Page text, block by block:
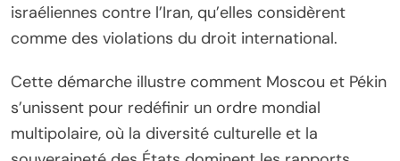
israéliennes contre l’Iran, qu’elles considèrent
comme des violations du droit international.
Cette démarche illustre comment Moscou et Pékin
s’unissent pour redéfinir un ordre mondial
multipolaire, où la diversité culturelle et la